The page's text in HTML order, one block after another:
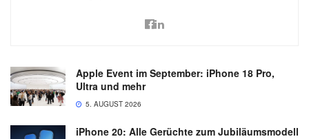
Apple Event im September: iPhone 18 Pro,
Ultra und mehr
5. AUGUST 2026
iPhone 20: Alle Gerüchte zum Jubiläumsmodell